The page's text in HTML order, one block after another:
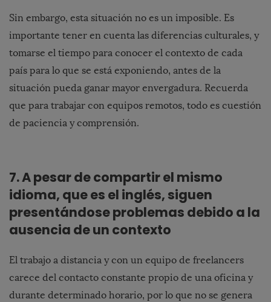
Sin embargo, esta situación no es un imposible. Es
importante tener en cuenta las diferencias culturales, y
tomarse el tiempo para conocer el contexto de cada
país para lo que se está exponiendo, antes de la
situación pueda ganar mayor envergadura. Recuerda
que para trabajar con equipos remotos, todo es cuestión
de paciencia y comprensión.
7. A pesar de compartir el mismo
idioma, que es el inglés, siguen
presentándose problemas debido a la
ausencia de un contexto
El trabajo a distancia y con un equipo de freelancers
carece del contacto constante propio de una oficina y
durante determinado horario, por lo que no se genera